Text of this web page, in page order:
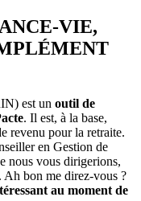
VIE,
est un outil de
. Il est, à la base,
revenu pour la retraite.
en Gestion de
nous vous dirigerions,
Ah bon me direz-vous ?
au moment de